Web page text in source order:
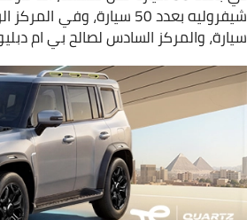
شيفروليه بعدد 50 سيارة، وفي المركز الرابع جاءت
سيارة، والمركز السادس لصالح بي ام دبليو بعدد